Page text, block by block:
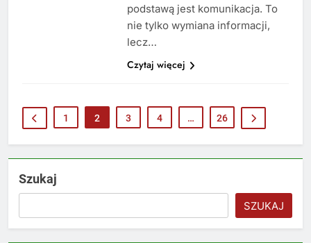
podstawą jest komunikacja. To
nie tylko wymiana informacji,
lecz…
Czytaj więcej
1 2 3 4 … 26
Szukaj
SZUKAJ